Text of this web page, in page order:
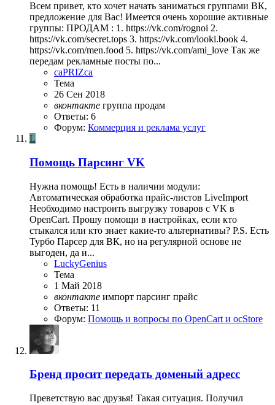
Всем привет, кто хочет начать заниматься группами ВК,
предложение для Вас! Имеется очень хорошие активные
группы: ПРОДАМ : 1. https://vk.com/rognoi 2.
https://vk.com/secret.tops 3. https://vk.com/looki.book 4.
https://vk.com/men.food 5. https://vk.com/ami_love Так же
передам рекламные посты по...
caPRIZca
Тема
26 Сен 2018
вконтакте группа продам
Ответы: 6
Форум: Коммерция и реклама услуг
L
Помощь Парсинг VK
Нужна помощь! Есть в наличии модули:
Автоматическая обработка прайс-листов LiveImport
Необходимо настроить выгрузку товаров с VK в
OpenCart. Прошу помощи в настройках, если кто
стыкался или кто знает какие-то альтернативы? P.S. Есть
Турбо Парсер для ВК, но на регулярной основе не
выгоден, да и...
LuckyGenius
Тема
1 Май 2018
вконтакте импорт парсинг прайс
Ответы: 11
Форум: Помощь и вопросы по OpenCart и ocStore
Бренд просит передать доменый адресс
Преветствую вас друзья! Такая ситуация. Получил